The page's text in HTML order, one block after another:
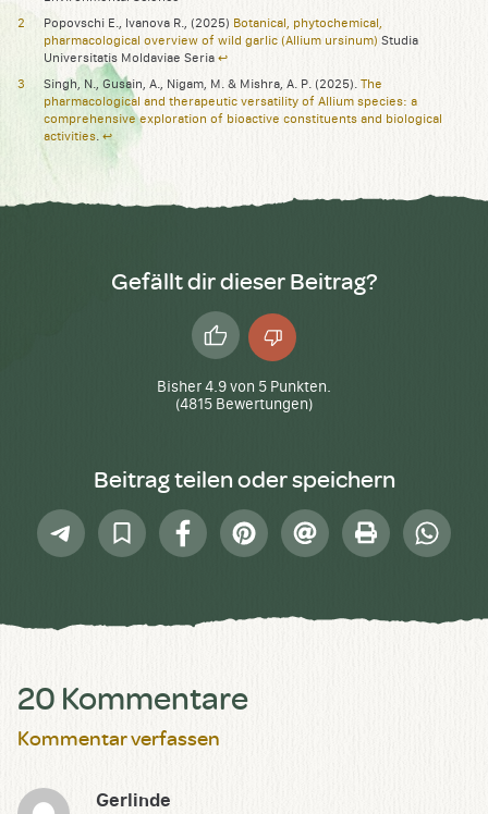
Popovschi E., Ivanova R., (2025) Botanical, phytochemical,
pharmacological overview of wild garlic (Allium ursinum) Studia
Universitatis Moldaviae Seria ↩︎
Singh, N., Gusain, A., Nigam, M. & Mishra, A. P. (2025). The
pharmacological and therapeutic versatility of Allium species: a
comprehensive exploration of bioactive constituents and biological
activities. ↩︎
Gefällt dir dieser Beitrag?
Daumen
hoch
Daumen
runter
Bisher4.9von 5 Punkten.
(4815 Bewertungen)
Beitrag teilen oder speichern
Telegram
In
Sammlung
FacebookPinterest
E-
Mail
Drucken
20 Kommentare
Kommentar verfassen
Gerlinde